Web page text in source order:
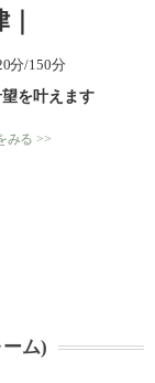
分/150分
を叶えます
みる >>
ム)